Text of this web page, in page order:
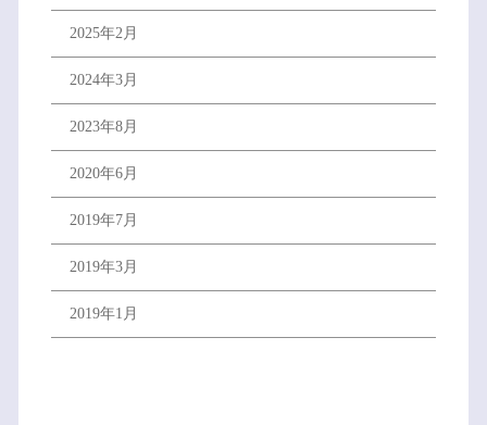
2025年2月
2024年3月
2023年8月
2020年6月
2019年7月
2019年3月
2019年1月